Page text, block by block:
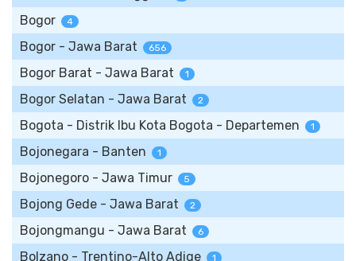
Bogor 4
Bogor - Jawa Barat 656
Bogor Barat - Jawa Barat 1
Bogor Selatan - Jawa Barat 2
Bogota - Distrik Ibu Kota Bogota - Departemen 1
Bojonegara - Banten 1
Bojonegoro - Jawa Timur 5
Bojong Gede - Jawa Barat 2
Bojongmangu - Jawa Barat 6
Bolzano - Trentino-Alto Adige 1